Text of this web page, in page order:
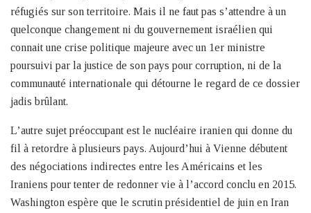
réfugiés sur son territoire. Mais il ne faut pas s’attendre à un
quelconque changement ni du gouvernement israélien qui
connait une crise politique majeure avec un 1er ministre
poursuivi par la justice de son pays pour corruption, ni de la
communauté internationale qui détourne le regard de ce dossier
jadis brûlant.
L’autre sujet préoccupant est le nucléaire iranien qui donne du
fil à retordre à plusieurs pays. Aujourd’hui à Vienne débutent
des négociations indirectes entre les Américains et les
Iraniens pour tenter de redonner vie à l’accord conclu en 2015.
Washington espère que le scrutin présidentiel de juin en Iran